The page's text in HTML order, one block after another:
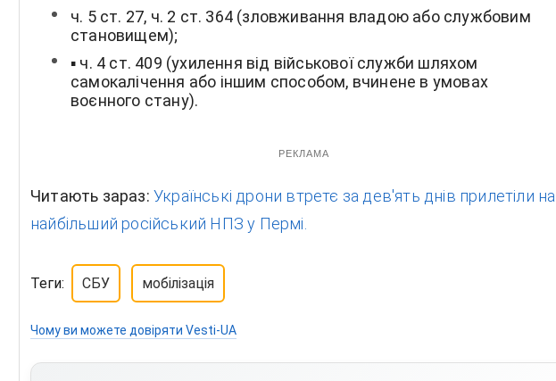
ч. 5 ст. 27, ч. 2 ст. 364 (зловживання владою або службовим
становищем);
▪️ ч. 4 ст. 409 (ухилення від військової служби шляхом
самокалічення або іншим способом, вчинене в умовах
воєнного стану).
РЕКЛАМА
Читають зараз: Українські дрони втретє за дев'ять днів прилетіли на
найбільший російський НПЗ у Пермі.
Теги: СБУ мобілізація
Чому ви можете довіряти Vesti-UA